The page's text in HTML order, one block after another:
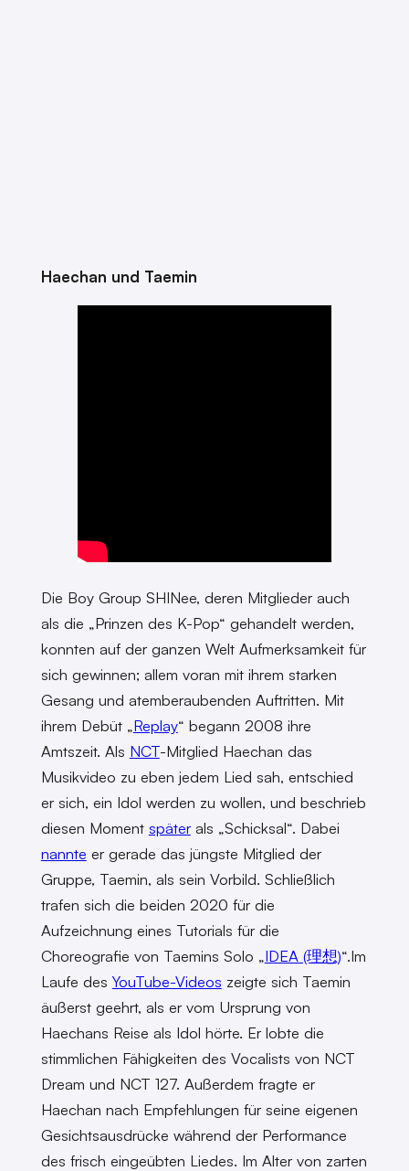
Haechan und Taemin
Die Boy Group SHINee, deren Mitglieder auch
als die „Prinzen des K-Pop“ gehandelt werden,
konnten auf der ganzen Welt Aufmerksamkeit für
sich gewinnen; allem voran mit ihrem starken
Gesang und atemberaubenden Auftritten. Mit
ihrem Debüt „Replay“ begann 2008 ihre
Amtszeit. Als NCT-Mitglied Haechan das
Musikvideo zu eben jedem Lied sah, entschied
er sich, ein Idol werden zu wollen, und beschrieb
diesen Moment späterals „Schicksal“. Dabei
nannte er gerade das jüngste Mitglied der
Gruppe, Taemin, als sein Vorbild. Schließlich
trafen sich die beiden 2020 für die
Aufzeichnung eines Tutorials für die
Choreografie von Taemins Solo „IDEA (理想)“.Im
Laufe des YouTube-Videos zeigte sich Taemin
äußerst geehrt, als er vom Ursprung von
Haechans Reise als Idol hörte. Er lobte die
stimmlichen Fähigkeiten des Vocalists von NCT
Dream und NCT 127. Außerdem fragte er
Haechan nach Empfehlungen für seine eigenen
Gesichtsausdrücke während der Performance
des frisch eingeübten Liedes. Im Alter von zarten